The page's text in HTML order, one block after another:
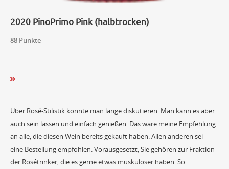
2020 PinoPrimo Pink (halbtrocken)
88 Punkte
Über Rosé-Stilistik könnte man lange diskutieren. Man kann es aber
auch sein lassen und einfach genießen. Das wäre meine Empfehlung
an alle, die diesen Wein bereits gekauft haben. Allen anderen sei
eine Bestellung empfohlen. Vorausgesetzt, Sie gehören zur Fraktion
der Rosétrinker, die es gerne etwas muskulöser haben. So